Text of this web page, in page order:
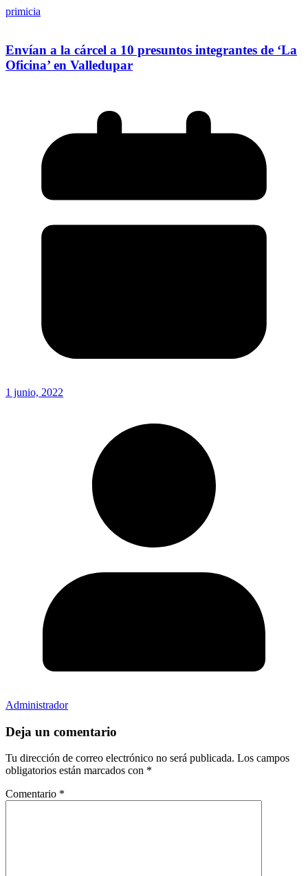
primicia
Envían a la cárcel a 10 presuntos integrantes de ‘La
Oficina’ en Valledupar
1 junio, 2022
Administrador
Deja un comentario
Tu dirección de correo electrónico no será publicada. Los campos
obligatorios están marcados con *
Comentario *